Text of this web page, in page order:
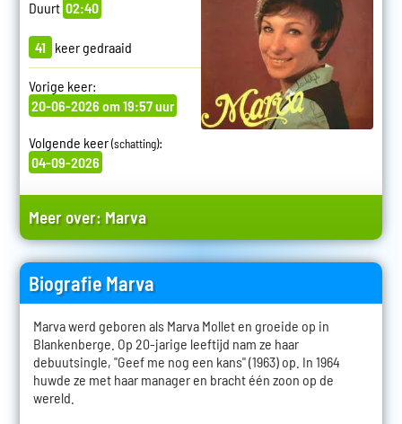
Duurt 02:40
41 keer gedraaid
Vorige keer:
20-06-2026 om 19:57 uur
Volgende keer(schatting):
04-09-2026
Meer over: Marva
Biografie Marva
Marva werd geboren als Marva Mollet en groeide op in
Blankenberge. Op 20-jarige leeftijd nam ze haar
debuutsingle, "Geef me nog een kans" (1963) op. In 1964
huwde ze met haar manager en bracht één zoon op de
wereld.